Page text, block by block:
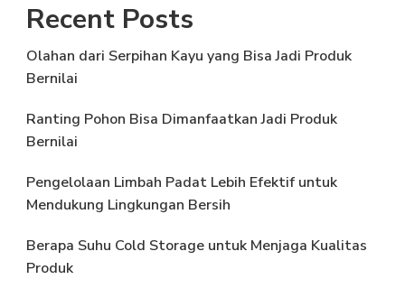
Recent Posts
Olahan dari Serpihan Kayu yang Bisa Jadi Produk
Bernilai
Ranting Pohon Bisa Dimanfaatkan Jadi Produk
Bernilai
Pengelolaan Limbah Padat Lebih Efektif untuk
Mendukung Lingkungan Bersih
Berapa Suhu Cold Storage untuk Menjaga Kualitas
Produk